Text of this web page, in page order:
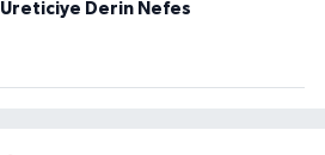
Üreticiye Derin Nefes